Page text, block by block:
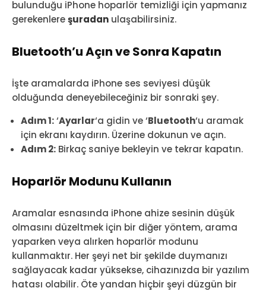
bulunduğu iPhone hoparlör temizliği için yapmanız
gerekenlereşuradan ulaşabilirsiniz.
Bluetooth’u Açın ve Sonra Kapatın
İşte aramalarda iPhone ses seviyesi düşük
olduğunda deneyebileceğiniz bir sonraki şey.
Adım 1:‘Ayarlar‘a gidin ve ‘Bluetooth‘u aramak
için ekranı kaydırın. Üzerine dokunun ve açın.
Adım 2: Birkaç saniye bekleyin ve tekrar kapatın.
Hoparlör Modunu Kullanın
Aramalar esnasında iPhone ahize sesinin düşük
olmasını düzeltmek için bir diğer yöntem, arama
yaparken veya alırken hoparlör modunu
kullanmaktır. Her şeyi net bir şekilde duymanızı
sağlayacak kadar yüksekse, cihazınızda bir yazılım
hatası olabilir. Öte yandan hiçbir şeyi düzgün bir